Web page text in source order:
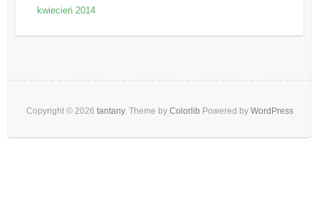
kwiecień 2014
Copyright © 2026 tantany. Theme by Colorlib Powered by WordPress